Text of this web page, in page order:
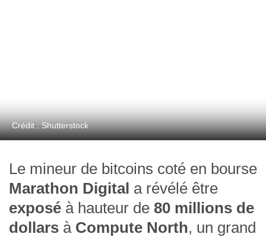
Crédit : Shutterstock
Le mineur de bitcoins coté en bourse
Marathon Digital a révélé être
exposé à hauteur de 80 millions de
dollars à Compute North, un grand